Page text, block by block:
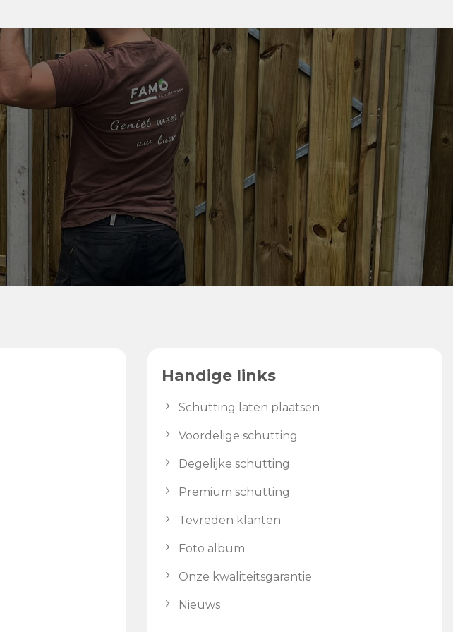
Handige links
Schutting laten plaatsen
Voordelige schutting
Degelijke schutting
Premium schutting
Tevreden klanten
Foto album
Onze kwaliteitsgarantie
Nieuws